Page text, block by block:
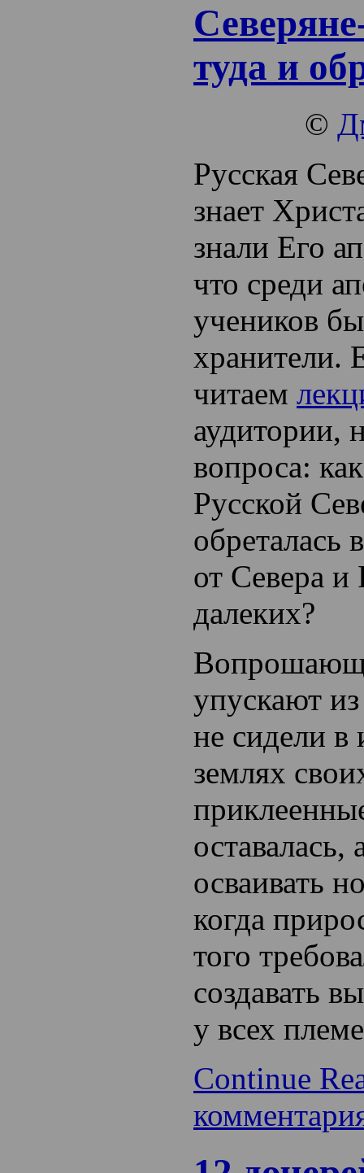
туда и
©
Русская
знает
знали Его
что среди
учеников
хранители.
читаем
аудитории,
вопроса:
Русской
обреталась
от Севера и
далеких?
упускают
не сидели в
землях
оставалась,
осваивать
когда
того
создавать
у всех
Continue